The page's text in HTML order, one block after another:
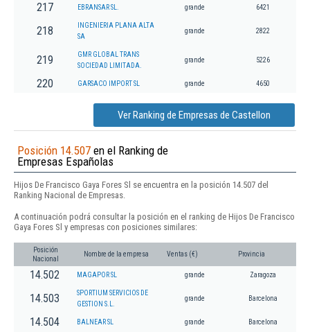
217 EBRANSAR SL. grande 6421
218
INGENIERIA PLANA ALTA
SA
grande 2822
219
GMR GLOBAL TRANS
SOCIEDAD LIMITADA.
grande 5226
220 GARSACO IMPORT SL grande 4650
Ver Ranking de Empresas de Castellon
Posición 14.507 en el Ranking de
Empresas Españolas
Hijos De Francisco Gaya Fores Sl se encuentra en la posición 14.507 del
Ranking Nacional de Empresas.
A continuación podrá consultar la posición en el ranking de Hijos De Francisco
Gaya Fores Sl y empresas con posiciones similares:
Posición
Nacional
Nombre de la empresa Ventas (€) Provincia
14.502 MAGAPOR SL grande Zaragoza
14.503
SPORTIUM SERVICIOS DE
GESTION S.L.
grande Barcelona
14.504 BALNEAR SL grande Barcelona